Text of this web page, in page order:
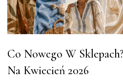
Co Nowego W
Na Kwiecień 2026